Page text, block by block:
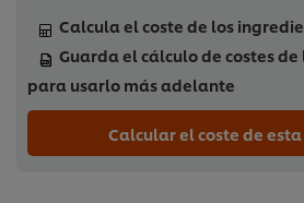
Calcula el coste de los
Guarda el cálculo de costes
para usarlo más adelante
Calcular el coste de